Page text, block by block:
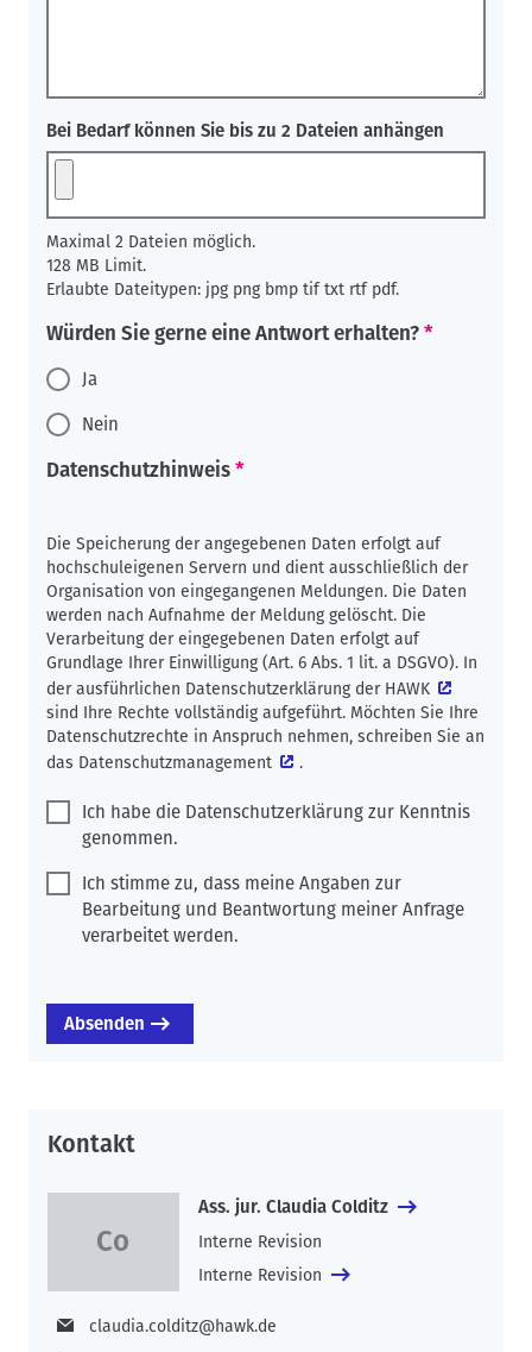
Bei Bedarf können Sie bis zu 2 Dateien anhängen
Maximal 2 Dateien möglich.
128 MB Limit.
Erlaubte Dateitypen: jpg png bmp tif txt rtf pdf.
Würden Sie gerne eine Antwort erhalten?
Ja
Nein
Datenschutzhinweis
Die Speicherung der angegebenen Daten erfolgt auf
hochschuleigenen Servern und dient ausschließlich der
Organisation von eingegangenen Meldungen. Die Daten
werden nach Aufnahme der Meldung gelöscht. Die
Verarbeitung der eingegebenen Daten erfolgt auf
Grundlage Ihrer Einwilligung (Art. 6 Abs. 1 lit. a DSGVO). In
der ausführlichen Datenschutzerklärung der HAWK
sind Ihre Rechte vollständig aufgeführt. Möchten Sie Ihre
Datenschutzrechte in Anspruch nehmen, schreiben Sie an
das Datenschutzmanagement .
Ich habe die Datenschutzerklärung zur Kenntnis
genommen.
Ich stimme zu, dass meine Angaben zur
Bearbeitung und Beantwortung meiner Anfrage
verarbeitet werden.
Kontakt
Ass. jur. Claudia Colditz
Interne Revision
Interne Revision
claudia.colditz@hawk.de